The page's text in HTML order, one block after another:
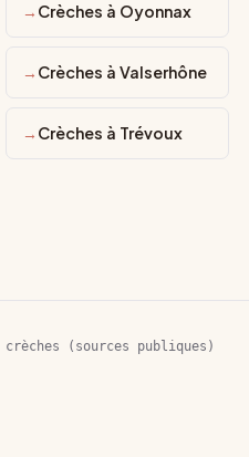
Crèches à Oyonnax
Crèches à Valserhône
Crèches à Trévoux
crèches (sources publiques)